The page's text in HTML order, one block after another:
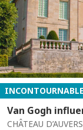
INCONTOURNABLE
Van Gogh
CHÂTEAU